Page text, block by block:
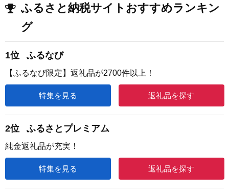
ふるさと納税サイトおすすめランキン
グ
1位 ふるなび
【ふるなび限定】返礼品が2700件以上！
特集を見る 返礼品を探す
2位 ふるさとプレミアム
純金返礼品が充実！
特集を見る 返礼品を探す